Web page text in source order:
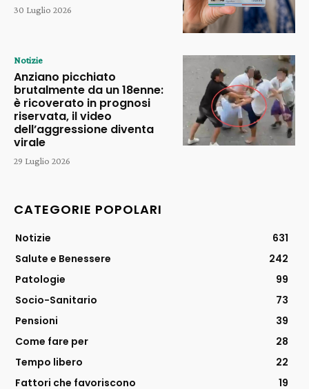
30 Luglio 2026
Notizie
Anziano picchiato
brutalmente da un 18enne:
è ricoverato in prognosi
riservata, il video
dell’aggressione diventa
virale
29 Luglio 2026
CATEGORIE POPOLARI
Notizie
631
Salute e Benessere
242
Patologie
99
Socio-Sanitario
73
Pensioni
39
Come fare per
28
Tempo libero
22
Fattori che favoriscono
19